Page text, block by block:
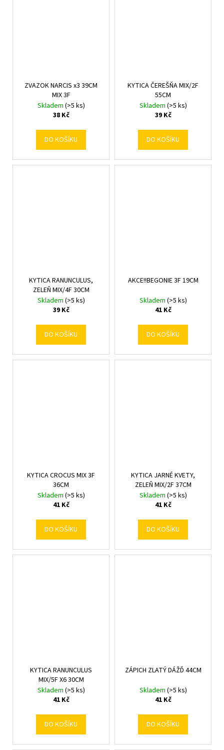
ZVAZOK NARCIS x3 39CM
MIX 3F
Skladem (>5 ks)
38 Kč
DO KOŠÍKU
KYTICA ČEREŠŇA MIX/2F
55CM
Skladem (>5 ks)
39 Kč
DO KOŠÍKU
KYTICA RANUNCULUS,
ZELEŇ MIX/4F 30CM
Skladem (>5 ks)
39 Kč
DO KOŠÍKU
AKCE!!BEGONIE 3F 19CM
Skladem (>5 ks)
41 Kč
DO KOŠÍKU
KYTICA CROCUS MIX 3F
36CM
Skladem (>5 ks)
41 Kč
DO KOŠÍKU
KYTICA JARNÉ KVETY,
ZELEŇ MIX/2F 37CM
Skladem (>5 ks)
41 Kč
DO KOŠÍKU
KYTICA RANUNCULUS
MIX/5F X6 30CM
Skladem (>5 ks)
41 Kč
DO KOŠÍKU
ZÁPICH ZLATÝ DÁŽĎ 44CM
Skladem (>5 ks)
41 Kč
DO KOŠÍKU